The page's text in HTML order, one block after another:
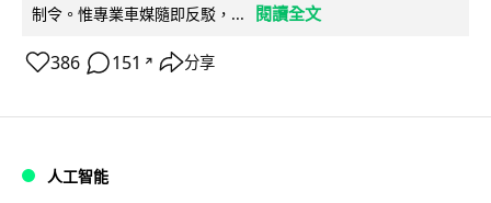
制令。惟專業車媒隨即反駁，...
閱讀全文
386 151 ↗ 分享
人工智能